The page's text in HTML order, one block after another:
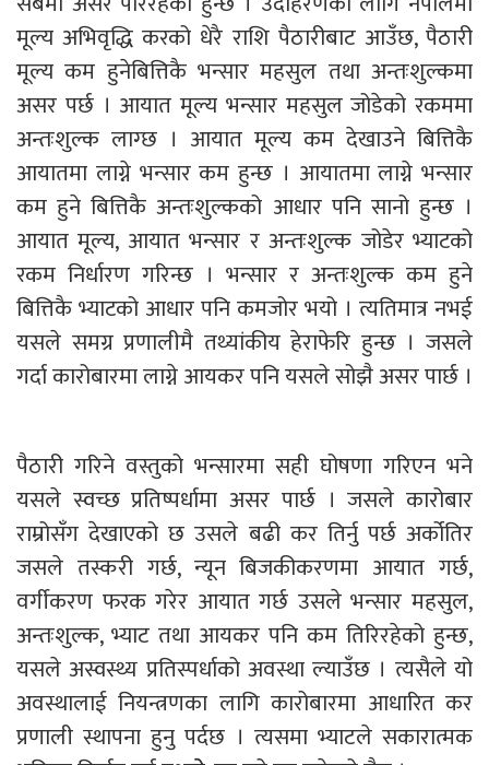
मूल्य अभिवृद्धि करको धेरै राशि पैठारीबाट आउँछ, पैठारी
मूल्य कम हुनेबित्तिकै भन्सार महसुल तथा अन्तःशुल्कमा
असर पर्छ । आयात मूल्य भन्सार महसुल जोडेको रकममा
अन्तःशुल्क लाग्छ । आयात मूल्य कम देखाउने बित्तिकै
आयातमा लाग्ने भन्सार कम हुन्छ । आयातमा लाग्ने भन्सार
कम हुने बित्तिकै अन्तःशुल्कको आधार पनि सानो हुन्छ ।
आयात मूल्य, आयात भन्सार र अन्तःशुल्क जोडेर भ्याटको
रकम निर्धारण गरिन्छ । भन्सार र अन्तःशुल्क कम हुने
बित्तिकै भ्याटको आधार पनि कमजोर भयो । त्यतिमात्र नभई
यसले समग्र प्रणालीमै तथ्यांकीय हेराफेरि हुन्छ । जसले
गर्दा कारोबारमा लाग्ने आयकर पनि यसले सोझै असर पार्छ ।
पैठारी गरिने वस्तुको भन्सारमा सही घोषणा गरिएन भने
यसले स्वच्छ प्रतिष्पर्धामा असर पार्छ । जसले कारोबार
राम्रोसँग देखाएको छ उसले बढी कर तिर्नु पर्छ अर्कोतिर
जसले तस्करी गर्छ, न्यून बिजकीकरणमा आयात गर्छ,
वर्गीकरण फरक गरेर आयात गर्छ उसले भन्सार महसुल,
अन्तःशुल्क, भ्याट तथा आयकर पनि कम तिरिरहेको हुन्छ,
यसले अस्वस्थ्य प्रतिस्पर्धाको अवस्था ल्याउँछ । त्यसैले यो
अवस्थालाई नियन्त्रणका लागि कारोबारमा आधारित कर
प्रणाली स्थापना हुनु पर्दछ । त्यसमा भ्याटले सकारात्मक